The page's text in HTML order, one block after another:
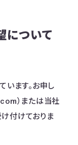
について
ます。お申し
）または当社
け付けておりま